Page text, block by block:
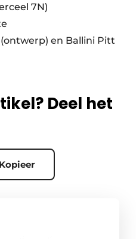
7N)
(ontwerp) en Ballini Pitt
Deel het
Kopieer